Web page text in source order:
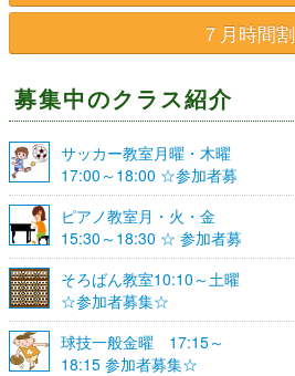
７月時間割
募集中のクラス紹介
サッカー教室月曜・木曜
17:00～18:00 ☆参加者募
集☆
ピアノ教室月・火・金
15:30～18:30 ☆ 参加者募
集☆
そろばん教室10:10～土曜
☆参加者募集☆
球技一般金曜 17:15～
18:15 参加者募集☆